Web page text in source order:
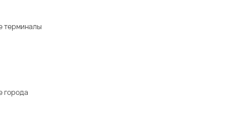
терминалы
города